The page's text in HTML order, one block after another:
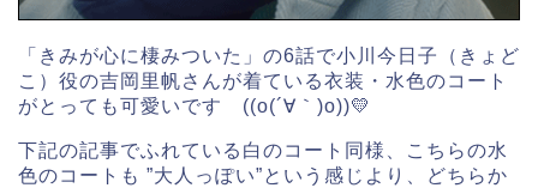
「きみが心に棲みついた」の6話で小川今日子（きょど
こ）役の吉岡里帆さんが着ている衣装・水色のコート
がとっても可愛いです ((o(´∀｀)o))💛
下記の記事でふれている白のコート同様、こちらの水
色のコートも ”大人っぽい”という感じより、どちらか